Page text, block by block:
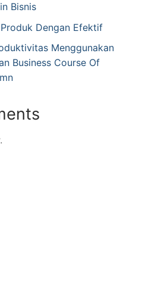
Bisnis
Dengan Efektif
Menggunakan
Business Course Of